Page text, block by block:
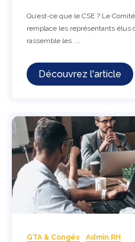
Qu’est-ce que le CSE ? Le
remplace les représentants élus
rassemble les ....
Découvrez l'article
GTA & Congés Admin RH